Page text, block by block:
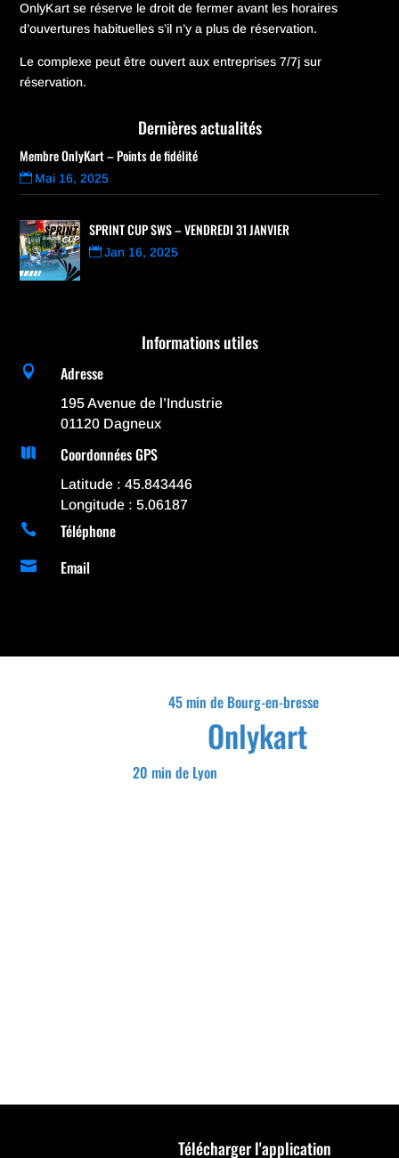
OnlyKart se réserve le droit de fermer avant les horaires
d’ouvertures habituelles s’il n’y a plus de réservation.
Le complexe peut être ouvert aux entreprises 7/7j sur
réservation.
Dernières actualités
Membre OnlyKart – Points de fidélité
Mai 16, 2025
SPRINT CUP SWS – VENDREDI 31 JANVIER
Jan 16, 2025
Informations utiles
 Adresse
195 Avenue de l’Industrie
01120 Dagneux
 Coordonnées GPS
Latitude : 45.843446
Longitude : 5.06187
 Téléphone
 Email
20 min de Lyon
Onlykart
45 min de Bourg-en-bresse
Télécharger l'application